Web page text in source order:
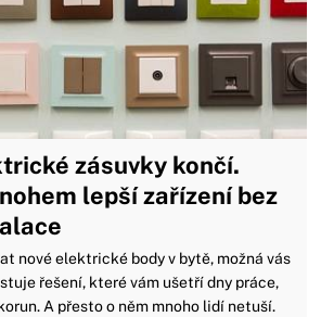
zásuvky končí.
lepší zařízení bez
nové elektrické body v bytě, možná vás
řešení, které vám ušetří dny práce,
A přesto o něm mnoho lidí netuší.